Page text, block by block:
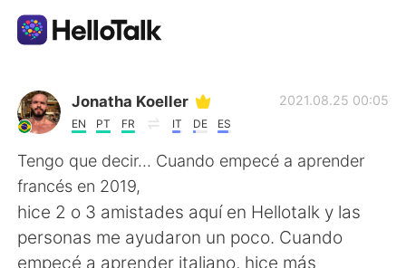
Language Exchange App
AI Grammar Checker
English
Jonatha Koeller
EN PT FR IT DE ES
2021.08.25 00:05
Tengo que decir... Cuando empecé a aprender
francés en 2019,
hice 2 o 3 amistades aquí en Hellotalk y las
personas me ayudaron un poco. Cuando
empecé a aprender italiano, hice más